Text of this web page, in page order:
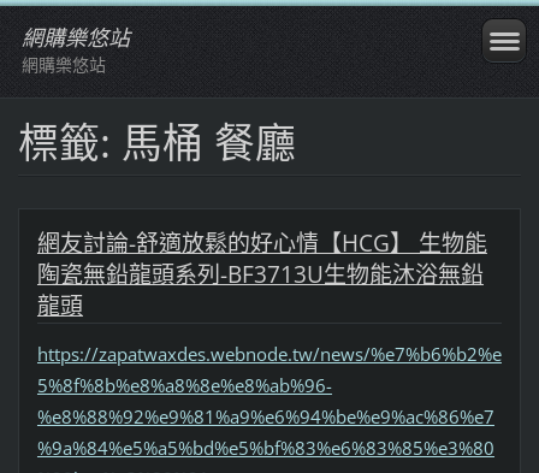
網購樂悠站
網購樂悠站
標籤: 馬桶 餐廳
網友討論-舒適放鬆的好心情【HCG】 生物能
陶瓷無鉛龍頭系列-BF3713U生物能沐浴無鉛
龍頭
https://zapatwaxdes.webnode.tw/news/%e7%b6%b2%e
5%8f%8b%e8%a8%8e%e8%ab%96-
%e8%88%92%e9%81%a9%e6%94%be%e9%ac%86%e7
%9a%84%e5%a5%bd%e5%bf%83%e6%83%85%e3%80